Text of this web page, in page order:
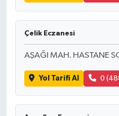
Çelik Eczanesi
AŞAĞI MAH. HASTANE
Yol Tarifi Al 0